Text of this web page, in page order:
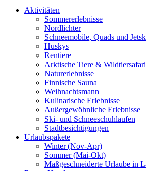
Aktivitäten
Sommererlebnisse
Nordlichter
Schneemobile, Quads und
Huskys
Rentiere
Arktische Tiere &
Naturerlebnisse
Finnische Sauna
Weihnachtsmann
Kulinarische Erlebnisse
Au­ßer­gewöhnliche Erlebnisse
Ski- und Schneeschuhlaufen
Stadtbesichtigungen
Urlaubspakete
Winter (Nov-Apr)
Sommer (Mai-Okt)
Maßgeschneiderte Urlaube in